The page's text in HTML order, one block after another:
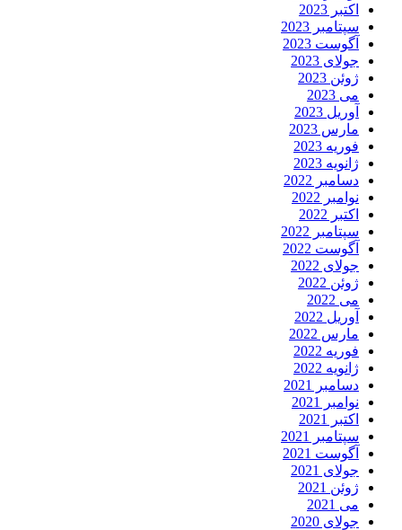
اکتبر 2023
سپتامبر 2023
آگوست 2023
جولای 2023
ژوئن 2023
می 2023
آوریل 2023
مارس 2023
فوریه 2023
ژانویه 2023
دسامبر 2022
نوامبر 2022
اکتبر 2022
سپتامبر 2022
آگوست 2022
جولای 2022
ژوئن 2022
می 2022
آوریل 2022
مارس 2022
فوریه 2022
ژانویه 2022
دسامبر 2021
نوامبر 2021
اکتبر 2021
سپتامبر 2021
آگوست 2021
جولای 2021
ژوئن 2021
می 2021
جولای 2020